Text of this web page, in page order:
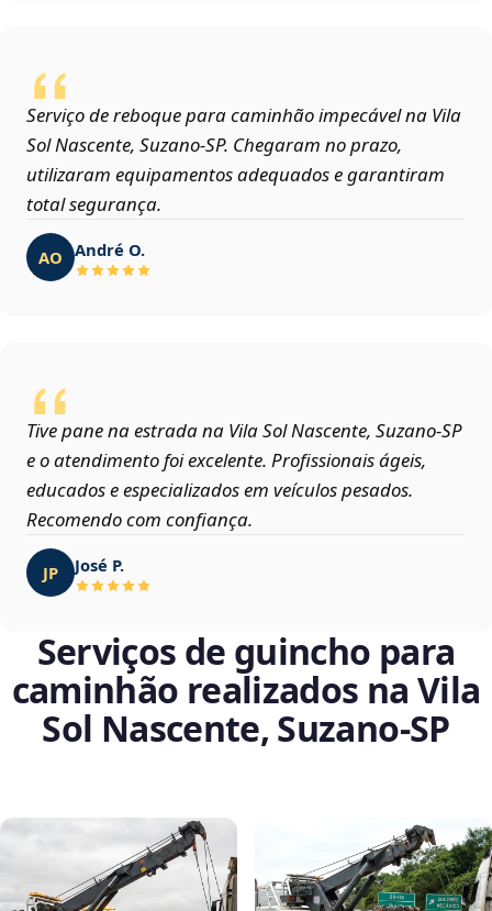
Serviço de reboque para caminhão impecável na Vila
Sol Nascente, Suzano‑SP. Chegaram no prazo,
utilizaram equipamentos adequados e garantiram
total segurança.
AO André O.
Tive pane na estrada na Vila Sol Nascente, Suzano‑SP
e o atendimento foi excelente. Profissionais ágeis,
educados e especializados em veículos pesados.
Recomendo com confiança.
JP José P.
Serviços de guincho para
caminhão realizados na Vila
Sol Nascente, Suzano‑SP